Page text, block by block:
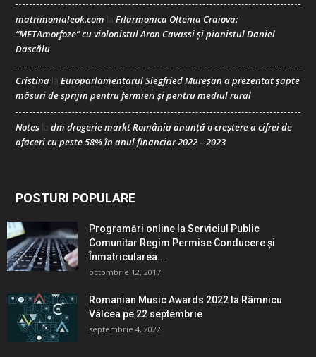
matrimonialeok.com la Filarmonica Oltenia Craiova:
“METAmorfoze” cu violonistul Aron Cavassi și pianistul Daniel
Dascălu
Cristina la Europarlamentarul Siegfried Mureșan a prezentat șapte
măsuri de sprijin pentru fermieri și pentru mediul rural
Notes la dm drogerie markt România anunță o creștere a cifrei de
afaceri cu peste 58% în anul financiar 2022 – 2023
POSTURI POPULARE
Programări online la Serviciul Public
Comunitar Regim Permise Conducere şi
Înmatricularea...
octombrie 12, 2017
Romanian Music Awards 2022 la Râmnicu
Vâlcea pe 22 septembrie
septembrie 4, 2022